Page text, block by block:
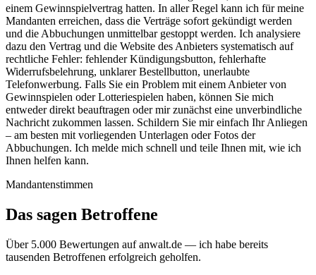
einem Gewinnspielvertrag hatten. In aller Regel kann ich für meine
Mandanten erreichen, dass die Verträge sofort gekündigt werden
und die Abbuchungen unmittelbar gestoppt werden. Ich analysiere
dazu den Vertrag und die Website des Anbieters systematisch auf
rechtliche Fehler: fehlender Kündigungsbutton, fehlerhafte
Widerrufsbelehrung, unklarer Bestellbutton, unerlaubte
Telefonwerbung. Falls Sie ein Problem mit einem Anbieter von
Gewinnspielen oder Lotteriespielen haben, können Sie mich
entweder direkt beauftragen oder mir zunächst eine unverbindliche
Nachricht zukommen lassen. Schildern Sie mir einfach Ihr Anliegen
– am besten mit vorliegenden Unterlagen oder Fotos der
Abbuchungen. Ich melde mich schnell und teile Ihnen mit, wie ich
Ihnen helfen kann.
Mandantenstimmen
Das sagen Betroffene
Über 5.000 Bewertungen auf anwalt.de — ich habe bereits
tausenden Betroffenen erfolgreich geholfen.